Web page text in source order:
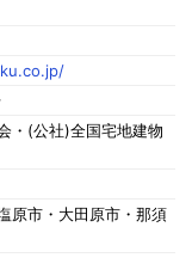
・(公社)全国宅地建物
原市・大田原市・那須